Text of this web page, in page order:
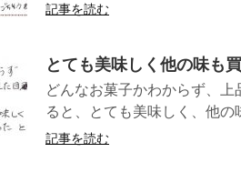
記事を読む
とても美味しく他の味も
どんなお菓子かわからず、
ると、とても美味しく、他
記事を読む